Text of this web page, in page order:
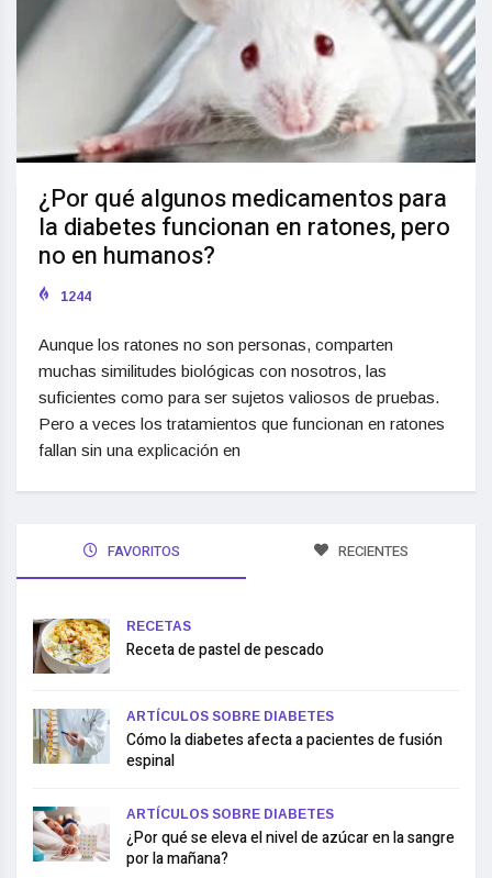
¿Por qué algunos medicamentos para
la diabetes funcionan en ratones, pero
no en humanos?
1244
Aunque los ratones no son personas, comparten
muchas similitudes biológicas con nosotros, las
suficientes como para ser sujetos valiosos de pruebas.
Pero a veces los tratamientos que funcionan en ratones
fallan sin una explicación en
FAVORITOS RECIENTES
RECETAS
Receta de pastel de pescado
ARTÍCULOS SOBRE DIABETES
Cómo la diabetes afecta a pacientes de fusión
espinal
ARTÍCULOS SOBRE DIABETES
¿Por qué se eleva el nivel de azúcar en la sangre
por la mañana?